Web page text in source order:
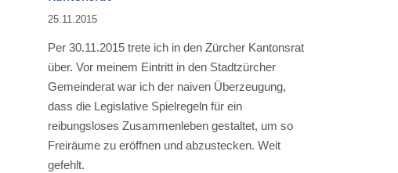
25.11.2015
Per 30.11.2015 trete ich in den Zürcher Kantonsrat
über. Vor meinem Eintritt in den Stadtzürcher
Gemeinderat war ich der naiven Überzeugung,
dass die Legislative Spielregeln für ein
reibungsloses Zusammenleben gestaltet, um so
Freiräume zu eröffnen und abzustecken. Weit
gefehlt.